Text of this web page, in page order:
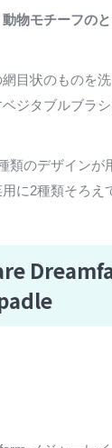
物モチーフの
目状のものを
ジタブルブラ
類のデザインが
に2種類そろえ